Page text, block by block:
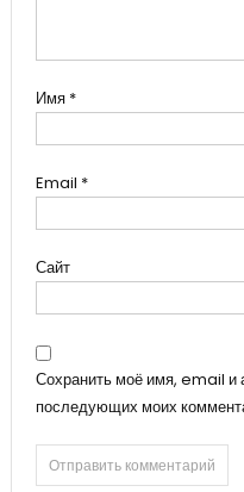
Имя *
Email *
Сайт
Сохранить моё имя, email и
последующих моих